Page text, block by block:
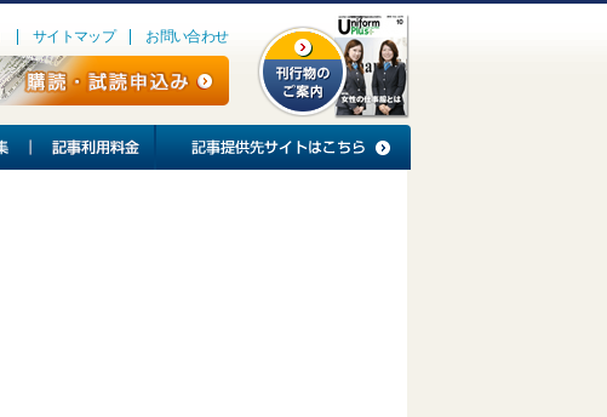
サイトマップ お問い合わせ